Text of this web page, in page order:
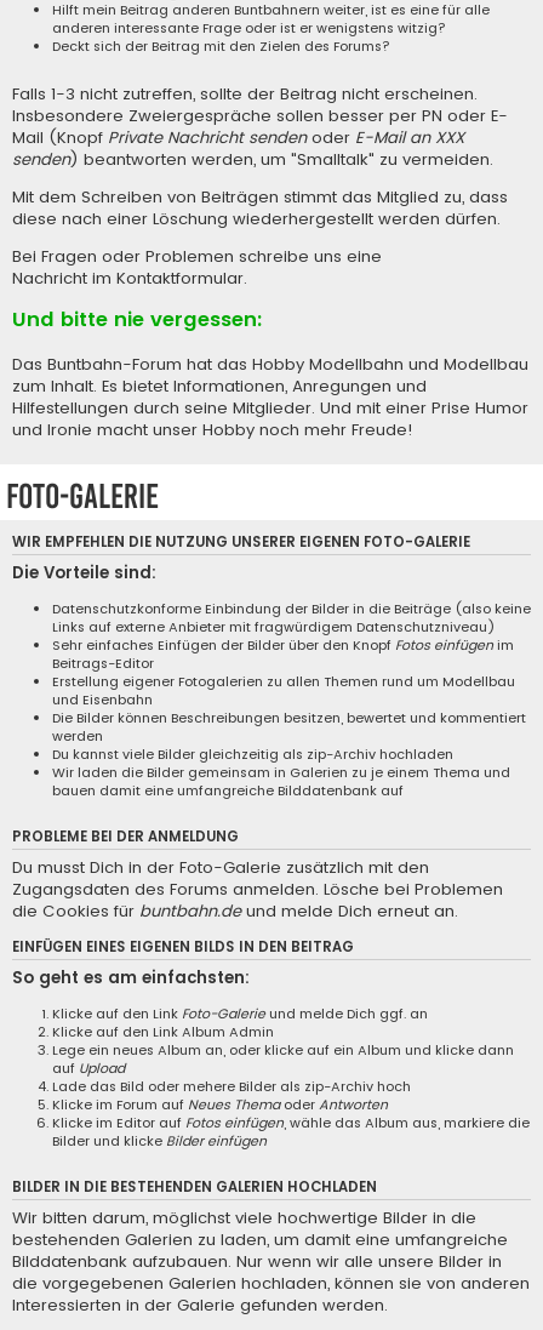
Hilft mein Beitrag anderen Buntbahnern weiter, ist es eine für alle
anderen interessante Frage oder ist er wenigstens witzig?
Deckt sich der Beitrag mit den Zielen des Forums?
Falls 1-3 nicht zutreffen, sollte der Beitrag nicht erscheinen.
Insbesondere Zweiergespräche sollen besser per PN oder E-
Mail (Knopf Private Nachricht sendenoder E-Mail an XXX
senden) beantworten werden, um "Smalltalk" zu vermeiden.
Mit dem Schreiben von Beiträgen stimmt das Mitglied zu, dass
diese nach einer Löschung wiederhergestellt werden dürfen.
Bei Fragen oder Problemen schreibe uns eine
Nachricht im Kontaktformular.
Und bitte nie vergessen:
Das Buntbahn-Forum hat das Hobby Modellbahn und Modellbau
zum Inhalt. Es bietet Informationen, Anregungen und
Hilfestellungen durch seine Mitglieder. Und mit einer Prise Humor
und Ironie macht unser Hobby noch mehr Freude!
Foto-Galerie
WIR EMPFEHLEN DIE NUTZUNG UNSERER EIGENEN FOTO-GALERIE
Die Vorteile sind:
Datenschutzkonforme Einbindung der Bilder in die Beiträge (also keine
Links auf externe Anbieter mit fragwürdigem Datenschutzniveau)
Sehr einfaches Einfügen der Bilder über den Knopf Fotos einfügenim
Beitrags-Editor
Erstellung eigener Fotogalerien zu allen Themen rund um Modellbau
und Eisenbahn
Die Bilder können Beschreibungen besitzen, bewertet und kommentiert
werden
Du kannst viele Bilder gleichzeitig als zip-Archiv hochladen
Wir laden die Bilder gemeinsam in Galerien zu je einem Thema und
bauen damit eine umfangreiche Bilddatenbank auf
PROBLEME BEI DER ANMELDUNG
Du musst Dich in der Foto-Galerie zusätzlich mit den
Zugangsdaten des Forums anmelden. Lösche bei Problemen
die Cookies für buntbahn.deund melde Dich erneut an.
EINFÜGEN EINES EIGENEN BILDS IN DEN BEITRAG
So geht es am einfachsten:
Klicke auf den Link Foto-Galerieund melde Dich ggf. an
Klicke auf den LinkAlbum Admin
Lege ein neues Album an, oder klicke auf ein Album und klicke dann
auf Upload
Lade das Bild oder mehere Bilder als zip-Archiv hoch
Klicke im Forum auf Neues ThemaoderAntworten
Klicke im Editor auf Fotos einfügen , wähle das Album aus, markiere die
Bilder und klicke Bilder einfügen
BILDER IN DIE BESTEHENDEN GALERIEN HOCHLADEN
Wir bitten darum, möglichst viele hochwertige Bilder in die
bestehenden Galerien zu laden, um damit eine umfangreiche
Bilddatenbank aufzubauen. Nur wenn wir alle unsere Bilder in
die vorgegebenen Galerien hochladen, können sie von anderen
Interessierten in der Galerie gefunden werden.